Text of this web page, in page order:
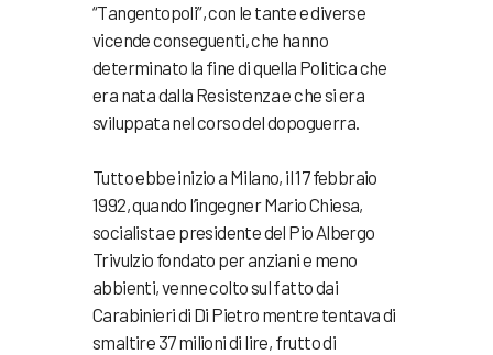
“Tangentopoli”, con le tante e diverse
vicende conseguenti, che hanno
determinato la fine di quella Politica che
era nata dalla Resistenza e che si era
sviluppata nel corso del dopoguerra.
Tutto ebbe inizio a Milano, il 17 febbraio
1992, quando l’ingegner Mario Chiesa,
socialista e presidente del Pio Albergo
Trivulzio fondato per anziani e meno
abbienti, venne colto sul fatto dai
Carabinieri di Di Pietro mentre tentava di
smaltire 37 milioni di lire, frutto di